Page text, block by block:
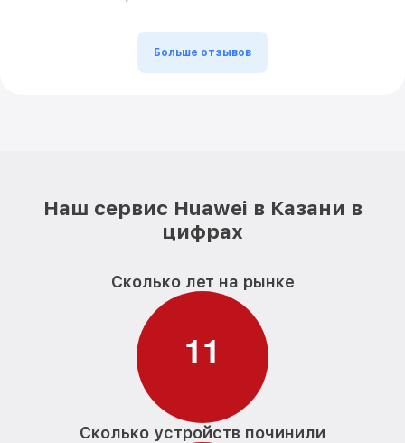
Больше отзывов
Наш сервис Huawei в Казани в
цифрах
Сколько лет на рынке
11
Сколько устройств починили